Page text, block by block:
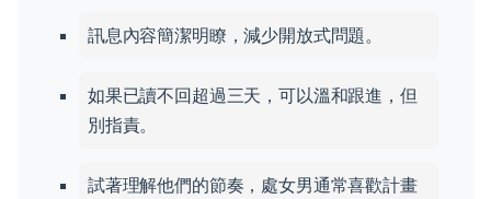
訊息內容簡潔明瞭，減少開放式問題。
如果已讀不回超過三天，可以溫和跟進，但
別指責。
試著理解他們的節奏，處女男通常喜歡計畫